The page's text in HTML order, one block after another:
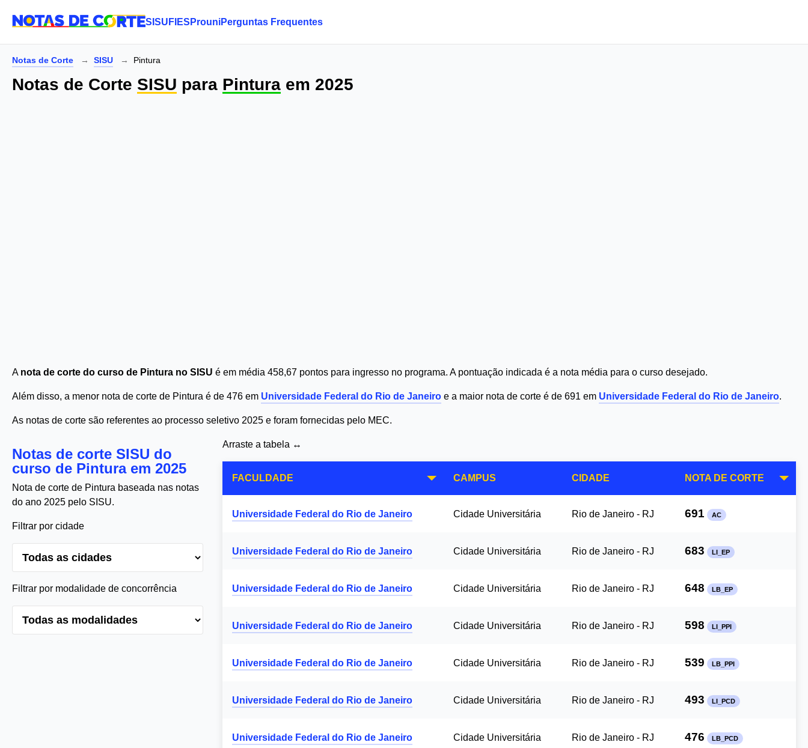
SISU FIES ProuniPerguntas Frequentes
Notas de Corte SISU Pintura
Notas de Corte SISU para Pintura em 2025
A nota de corte do curso de Pintura no SISU é em média 458,67 pontos para ingresso no programa. A pontuação indicada é a nota média para o curso desejado.
Além disso, a menor nota de corte de Pintura é de 476 em Universidade Federal do Rio de Janeiro e a maior nota de corte é de 691 em Universidade Federal do Rio de Janeiro.
As notas de corte são referentes ao processo seletivo 2025 e foram fornecidas pelo MEC.
Notas de corte SISU do
curso de Pintura em 2025
Nota de corte de Pintura baseada nas notas
do ano 2025 pelo SISU.
Filtrar por cidade
Filtrar por modalidade de concorrência
Arraste a tabela ↔
FACULDADE CAMPUS CIDADE NOTA DE CORTE
Universidade Federal do Rio de Janeiro Cidade Universitária Rio de Janeiro - RJ 691 AC
Universidade Federal do Rio de Janeiro Cidade Universitária Rio de Janeiro - RJ 683 LI_EP
Universidade Federal do Rio de Janeiro Cidade Universitária Rio de Janeiro - RJ 648 LB_EP
Universidade Federal do Rio de Janeiro Cidade Universitária Rio de Janeiro - RJ 598 LI_PPI
Universidade Federal do Rio de Janeiro Cidade Universitária Rio de Janeiro - RJ 539 LB_PPI
Universidade Federal do Rio de Janeiro Cidade Universitária Rio de Janeiro - RJ 493 LI_PCD
Universidade Federal do Rio de Janeiro Cidade Universitária Rio de Janeiro - RJ 476 LB_PCD